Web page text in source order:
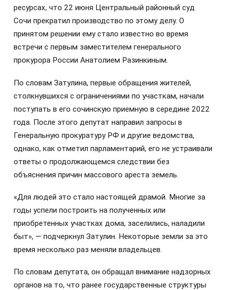
ресурсах, что 22 июня Центральный районный суд
Сочи прекратил производство по этому делу. О
принятом решении ему стало известно во время
встречи с первым заместителем генерального
прокурора России Анатолием Разинкиным.
По словам Затулина, первые обращения жителей,
столкнувшихся с ограничениями по участкам, начали
поступать в его сочинскую приемную в середине 2022
года. После этого депутат направил запросы в
Генеральную прокуратуру РФ и другие ведомства,
однако, как отметил парламентарий, его не устраивали
ответы о продолжающемся следствии без
объяснения причин массового ареста земель.
«Для людей это стало настоящей драмой. Многие за
годы успели построить на полученных или
приобретенных участках дома, заселились, наладили
быт», — подчеркнул Затулин. Некоторые земли за это
время несколько раз меняли владельцев.
По словам депутата, он обращал внимание надзорных
органов на то, что ранее государственные структуры